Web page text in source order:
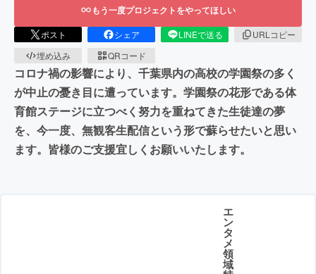
もう一度プロジェクトをやってほしい
ポスト シェア LINEで送る
URLコピー
埋め込み
QRコード
コロナ禍の影響により、千葉県内の高校の学園祭の多く
が中止の憂き目に遭っています。学園祭の花形である体
育館ステージに立つべく努力を重ねてきた生徒達の夢
を、今一度、無観客生配信という形で蘇らせたいと思い
ます。皆様のご支援宜しくお願いいたします。
エ
ン
タ
メ
領
域